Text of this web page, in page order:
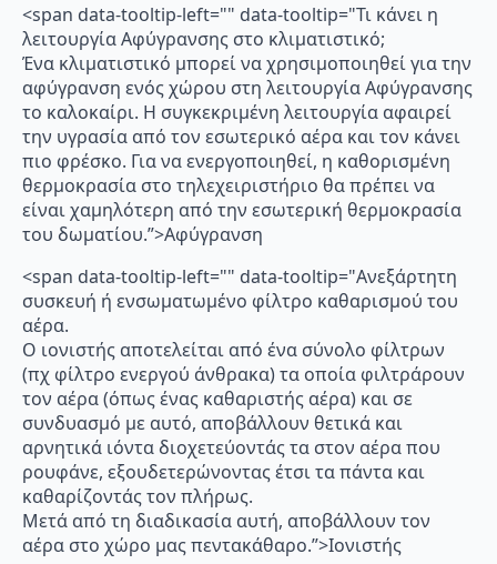
<span data-tooltip-left="" data-tooltip="Τι κάνει η
λειτουργία Αφύγρανσης στο κλιματιστικό;
Ένα κλιματιστικό μπορεί να χρησιμοποιηθεί για την
αφύγρανση ενός χώρου στη λειτουργία Αφύγρανσης
το καλοκαίρι. Η συγκεκριμένη λειτουργία αφαιρεί
την υγρασία από τον εσωτερικό αέρα και τον κάνει
πιο φρέσκο. Για να ενεργοποιηθεί, η καθορισμένη
θερμοκρασία στο τηλεχειριστήριο θα πρέπει να
είναι χαμηλότερη από την εσωτερική θερμοκρασία
του δωματίου.”>Αφύγρανση
<span data-tooltip-left="" data-tooltip="Ανεξάρτητη
συσκευή ή ενσωματωμένο φίλτρο καθαρισμού του
αέρα.
Ο ιονιστής αποτελείται από ένα σύνολο φίλτρων
(πχ φίλτρο ενεργού άνθρακα) τα οποία φιλτράρουν
τον αέρα (όπως ένας καθαριστής αέρα) και σε
συνδυασμό με αυτό, αποβάλλουν θετικά και
αρνητικά ιόντα διοχετεύοντάς τα στον αέρα που
ρουφάνε, εξουδετερώνοντας έτσι τα πάντα και
καθαρίζοντάς τον πλήρως.
Μετά από τη διαδικασία αυτή, αποβάλλουν τον
αέρα στο χώρο μας πεντακάθαρο.”>Ιονιστής